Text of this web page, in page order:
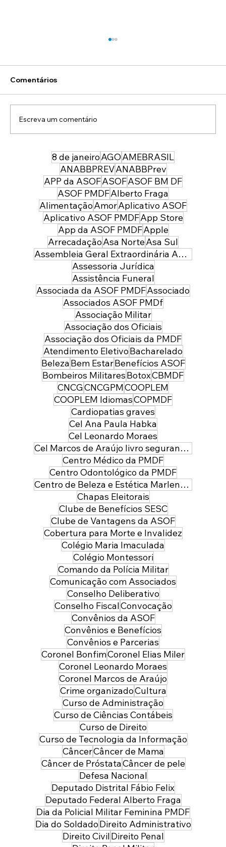
8 de janeiroAGOAMEBRASIL
ANABBPREVANABBPrev
APP da ASOFASOFASOF BM DF
ASOF PMDFAlberto Fraga
AlimentaçãoAmorAplicativo ASOF
Aplicativo ASOF PMDFApp Store
App da ASOF PMDFApple
ArrecadaçãoAsa NorteAsa Sul
Assembleia Geral Extraordinária ASOF PMDF
Assessoria Jurídica
Assistência Funeral
Associada da ASOF PMDFAssociado
Associados ASOF PMDf
Associação Militar
Associação dos Oficiais
Associação dos Oficiais da PMDF
Atendimento EletivoBacharelado
BelezaBem EstarBenefícios ASOF
Bombeiros MilitaresBotoxCBMDF
CNCGCNCGPMCOOPLEM
COOPLEM IdiomasCOPMDF
Cardiopatias graves
Cel Ana Paula Habka
Cel Leonardo Moraes
Cel Marcos de Araújo livro segurança pública
Centro Médico da PMDF
Centro Odontológico da PMDF
Centro de Beleza e Estética Marlene Leal
Chapas Eleitorais
Clube de Benefícios SESC
Clube de Vantagens da ASOF
Cobertura para Morte e Invalidez
Colégio Maria Imaculada
Colégio Montessori
Comando da Polícia Militar
Comunicação com Associados
Conselho Deliberativo
Conselho FiscalConvocação
Convênios da ASOF
Convênios e Benefícios
Convênios e Parcerias
Coronel BonfimCoronel Elias Miler
Coronel Leonardo Moraes
Coronel Marcos de Araújo
Crime organizadoCultura
Curso de Administração
Curso de Ciências Contábeis
Curso de Direito
Curso de Tecnologia da Informação
CâncerCâncer de Mama
Câncer de PróstataCâncer de pele
Defesa Nacional
Deputado Distrital Fábio Felix
Deputado Federal Alberto Fraga
Dia da Policial Militar Feminina PMDF
Dia do SoldadoDireito Administrativo
Direito CivilDireito Penal
Há 25 anos, Brasília se tornou uma referência
à faixa de pedestres. A iniciativa, abraçada...
Comentários
Escreva um comentário